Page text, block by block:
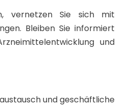
vernetzen Sie sich mit
Bleiben Sie informiert
und
und geschäftliche